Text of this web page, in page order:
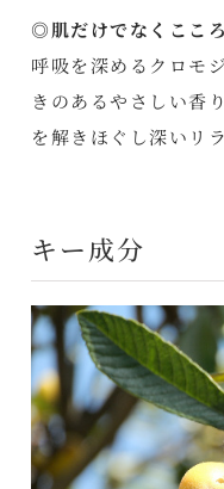
◎肌だけでなくここ
呼吸を深めるクロモ
きのあるやさしい香
を解きほぐし深いリ
キー成分